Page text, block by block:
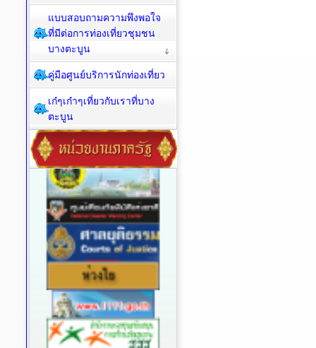
แบบสอบถามความพึงพอใจ
ที่มีต่อการท่องเที่ยวชุมชน
บางตะบูน
คู่มือศูนย์บริการนักท่องเที่ยว
เก๋ๆเก๋าๆเที่ยวกับเราที่บาง
ตะบูน